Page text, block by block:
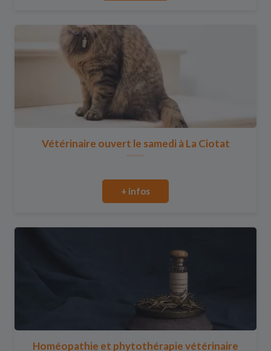
Vétérinaire ouvert le samedi à La Ciotat
+ infos
Homéopathie et phytothérapie vétérinaire